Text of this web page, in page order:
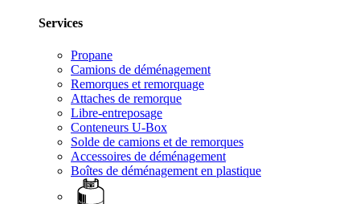
Services
Propane
Camions de déménagement
Remorques et remorquage
Attaches de remorque
Libre-entreposage
Conteneurs U-Box
Solde de camions et de remorques
Accessoires de déménagement
Boîtes de déménagement en plastique